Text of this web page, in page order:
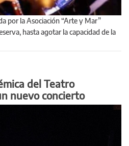
por la Asociación “Arte y Mar”
hasta agotar la capacidad de la
del Teatro
nuevo concierto